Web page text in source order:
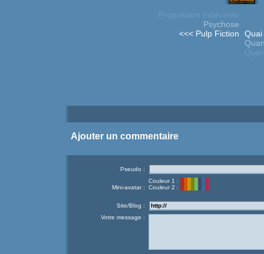
Proposition indécente
Psychose
<<< Pulp Fiction
Quai
Ajouter un commentaire
Pseudo :
Mini-avatar :
Couleur 1 :
Couleur 2 :
Site/Blog :
Votre message :